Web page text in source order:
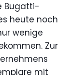
Bugatti-
heute noch
wenige
Zur
mit